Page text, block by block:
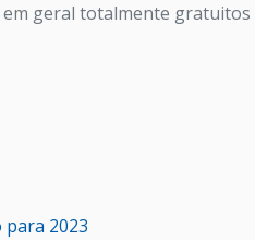
geral totalmente
para 2023